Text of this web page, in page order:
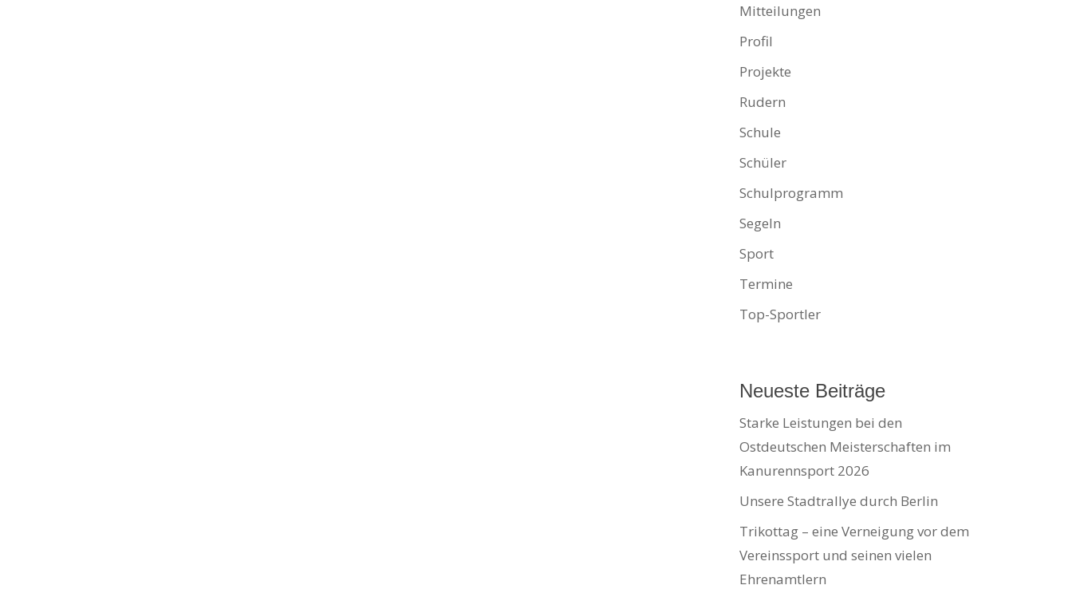
Mitteilungen
Profil
Projekte
Rudern
Schule
Schüler
Schulprogramm
Segeln
Sport
Termine
Top-Sportler
Neueste Beiträge
Starke Leistungen bei den
Ostdeutschen Meisterschaften im
Kanurennsport 2026
Unsere Stadtrallye durch Berlin
Trikottag – eine Verneigung vor dem
Vereinssport und seinen vielen
Ehrenamtlern